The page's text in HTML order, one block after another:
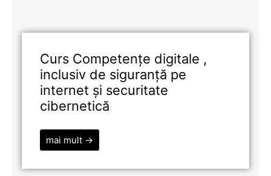
Curs Competențe digitale ,
inclusiv de siguranță pe
internet și securitate
cibernetică
mai mult →